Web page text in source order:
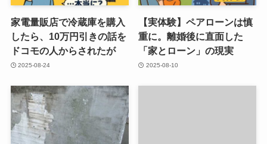
家電量販店で冷蔵庫を購入
したら、10万円引きの話を
ドコモの人からされたが
2025-08-24
【実体験】ペアローンは慎
重に。離婚後に直面した
「家とローン」の現実
2025-08-10